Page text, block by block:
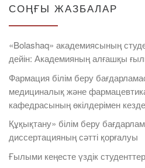
СОҢҒЫ ЖАЗБАЛАР
«Bolashaq» академиясының
дейін: Академияның алғашқы
Фармация білім беру
медициналық және
кафедрасының өкілдерімен
Құқықтану» білім беру
диссертацияның сәтті қорғалуы
Ғылыми кеңесте үздік